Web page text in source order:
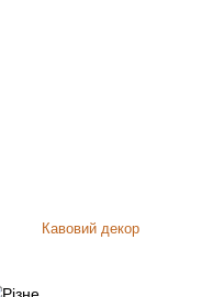
Кавовий декор